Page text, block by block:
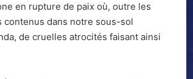
en rupture de paix où, outre les
contenus dans notre sous-sol
de cruelles atrocités faisant ainsi